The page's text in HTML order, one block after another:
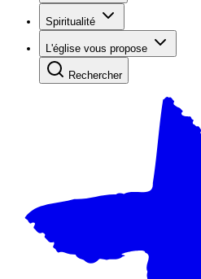
Spiritualité
L'église vous propose
Rechercher